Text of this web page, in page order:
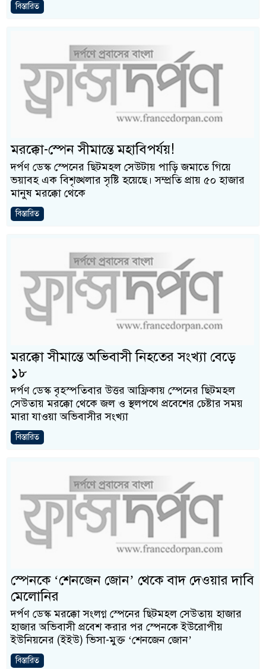
বিস্তারিত
মরক্কো-স্পেন সীমান্তে মহাবিপর্যয়!
দর্পণ ডেস্ক স্পেনের ছিটমহল সেউটায় পাড়ি জমাতে গিয়ে
ভয়াবহ এক বিশৃঙ্খলার সৃষ্টি হয়েছে। সম্প্রতি প্রায় ৫০ হাজার
মানুষ মরক্কো থেকে
বিস্তারিত
মরক্কো সীমান্তে অভিবাসী নিহতের সংখ্যা বেড়ে
১৮
দর্পণ ডেস্ক বৃহস্পতিবার উত্তর আফ্রিকায় স্পেনের ছিটমহল
সেউতায় মরক্কো থেকে জল ও স্থলপথে প্রবেশের চেষ্টার সময়
মারা যাওয়া অভিবাসীর সংখ্যা
বিস্তারিত
স্পেনকে ‘শেনজেন জোন’ থেকে বাদ দেওয়ার দাবি
মেলোনির
দর্পণ ডেস্ক মরক্কো সংলগ্ন স্পেনের ছিটমহল সেউতায় হাজার
হাজার অভিবাসী প্রবেশ করার পর স্পেনকে ইউরোপীয়
ইউনিয়নের (ইইউ) ভিসা-মুক্ত ‘শেনজেন জোন’
বিস্তারিত